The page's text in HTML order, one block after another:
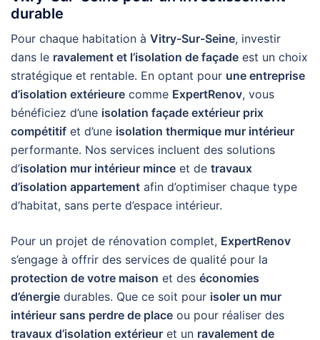
durable
Pour chaque habitation à Vitry-Sur-Seine, investir
dans le ravalement et l’isolation de façade est un choix
stratégique et rentable. En optant pour une entreprise
d’isolation extérieure comme ExpertRenov, vous
bénéficiez d’une isolation façade extérieur prix
compétitif et d’une isolation thermique mur intérieur
performante. Nos services incluent des solutions
d’isolation mur intérieur mince et de travaux
d’isolation appartement afin d’optimiser chaque type
d’habitat, sans perte d’espace intérieur.
Pour un projet de rénovation complet, ExpertRenov
s’engage à offrir des services de qualité pour la
protection de votre maison et des économies
d’énergie durables. Que ce soit pour isoler un mur
intérieur sans perdre de place ou pour réaliser des
travaux d’isolation extérieur et un ravalement de